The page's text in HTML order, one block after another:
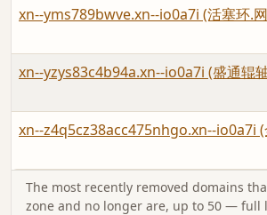
xn--yms789bwve.xn--io0a7i (活塞环.
xn--yzys83c4b94a.xn--io0a7i (盛通辊
xn--z4q5cz38acc475nhgo.xn--io0a7i
The most recently removed domains
zone and no longer are, up to 50 — full